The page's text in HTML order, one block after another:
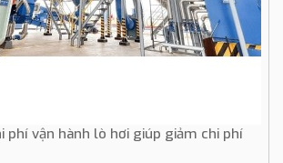
phí vận hành lò hơi giúp giảm chi phí